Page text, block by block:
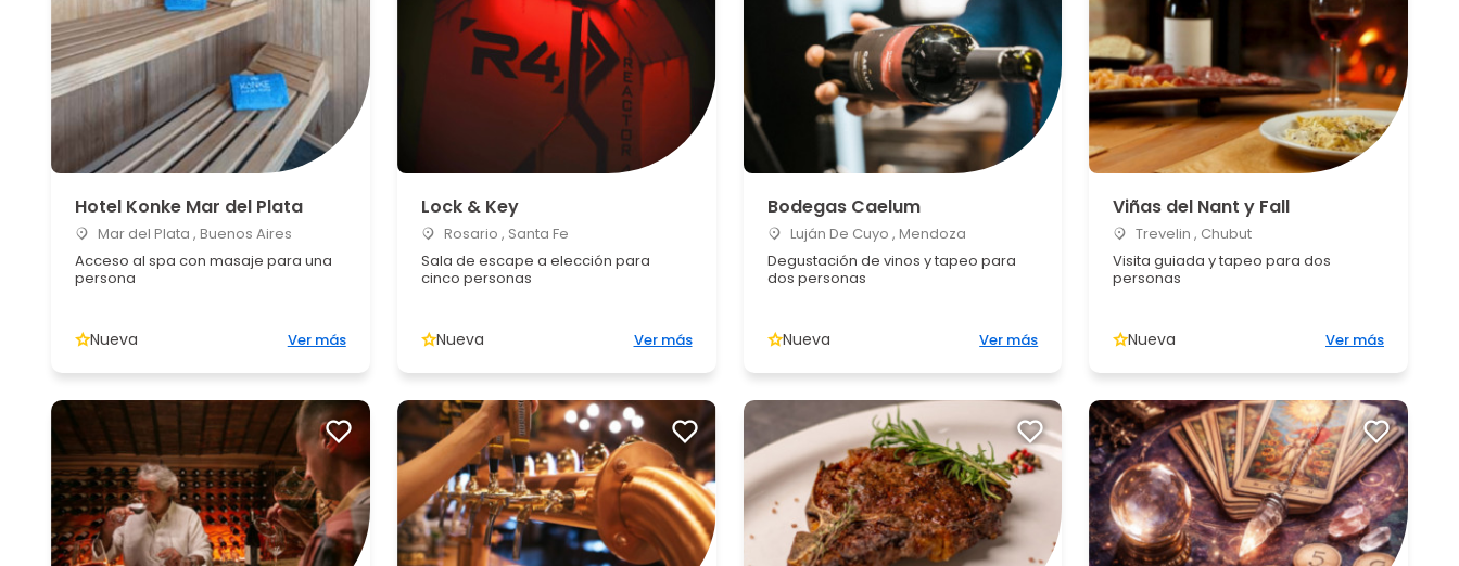
Hotel Konke Mar del Plata
Mar del Plata , Buenos Aires
Acceso al spa con masaje para una
persona
Nueva Ver más
Lock & Key
Rosario , Santa Fe
Sala de escape a elección para
cinco personas
Nueva Ver más
Bodegas Caelum
Luján De Cuyo , Mendoza
Degustación de vinos y tapeo para
dos personas
Nueva Ver más
Viñas del Nant y Fall
Trevelin , Chubut
Visita guiada y tapeo para dos
personas
Nueva Ver más